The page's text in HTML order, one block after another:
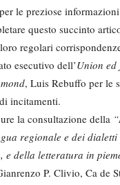
le preziose
questo succinto
regolari
esecutivo dell’Union ed
, Luis Rebuffo per le
incitamenti.
la consultazione della
regionale e dei dialetti
e della letteratura in
P. Clivio, Ca de